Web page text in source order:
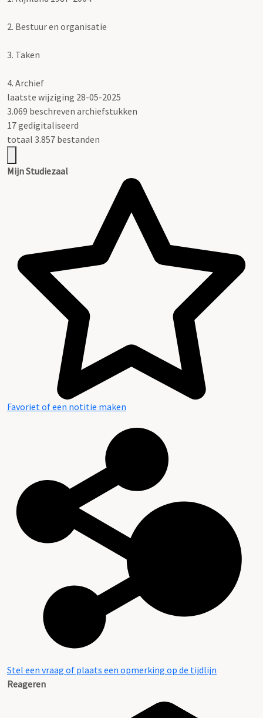
2. Bestuur en organisatie
3. Taken
4. Archief
laatste wijziging 28-05-2025
3.069 beschreven archiefstukken
17 gedigitaliseerd
totaal 3.857 bestanden
Mijn Studiezaal
Favoriet of een notitie maken
Stel een vraag of plaats een opmerking op de tijdlijn
Reageren